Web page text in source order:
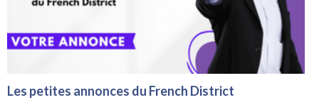
Les petites annonces du French District